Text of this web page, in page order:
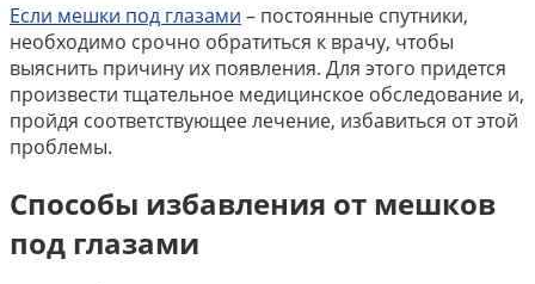
Если мешки под глазами – постоянные спутники,
необходимо срочно обратиться к врачу, чтобы
выяснить причину их появления. Для этого придется
произвести тщательное медицинское обследование и,
пройдя соответствующее лечение, избавиться от этой
проблемы.
Способы избавления от мешков
под глазами